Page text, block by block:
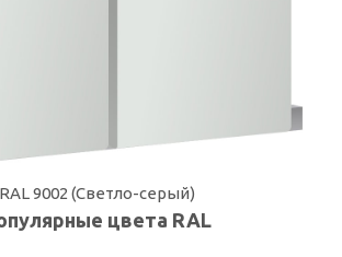
цвета RAL
RAL 9002 (Светло-серый)